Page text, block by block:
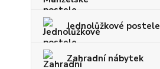
Jednolůžkové postele
Zahradní nábytek